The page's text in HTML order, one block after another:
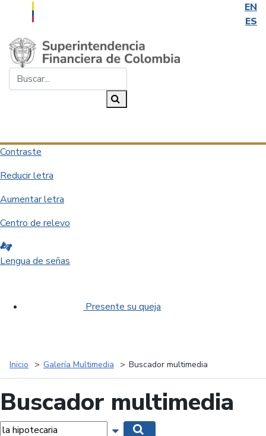
EN
ES
Saltar al contenido principal
Contraste
Reducir letra
Aumentar letra
Centro de relevo
Lengua de señas
Presente su queja
Inicio Galería Multimedia Buscador multimedia
Buscador multimedia
Mostrar opciones de búsqueda